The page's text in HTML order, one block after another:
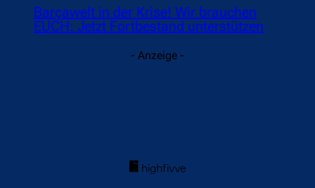
Barçawelt in der Krise! Wir brauchen
EUCH: Jetzt Fortbestand unterstützen
- Anzeige -